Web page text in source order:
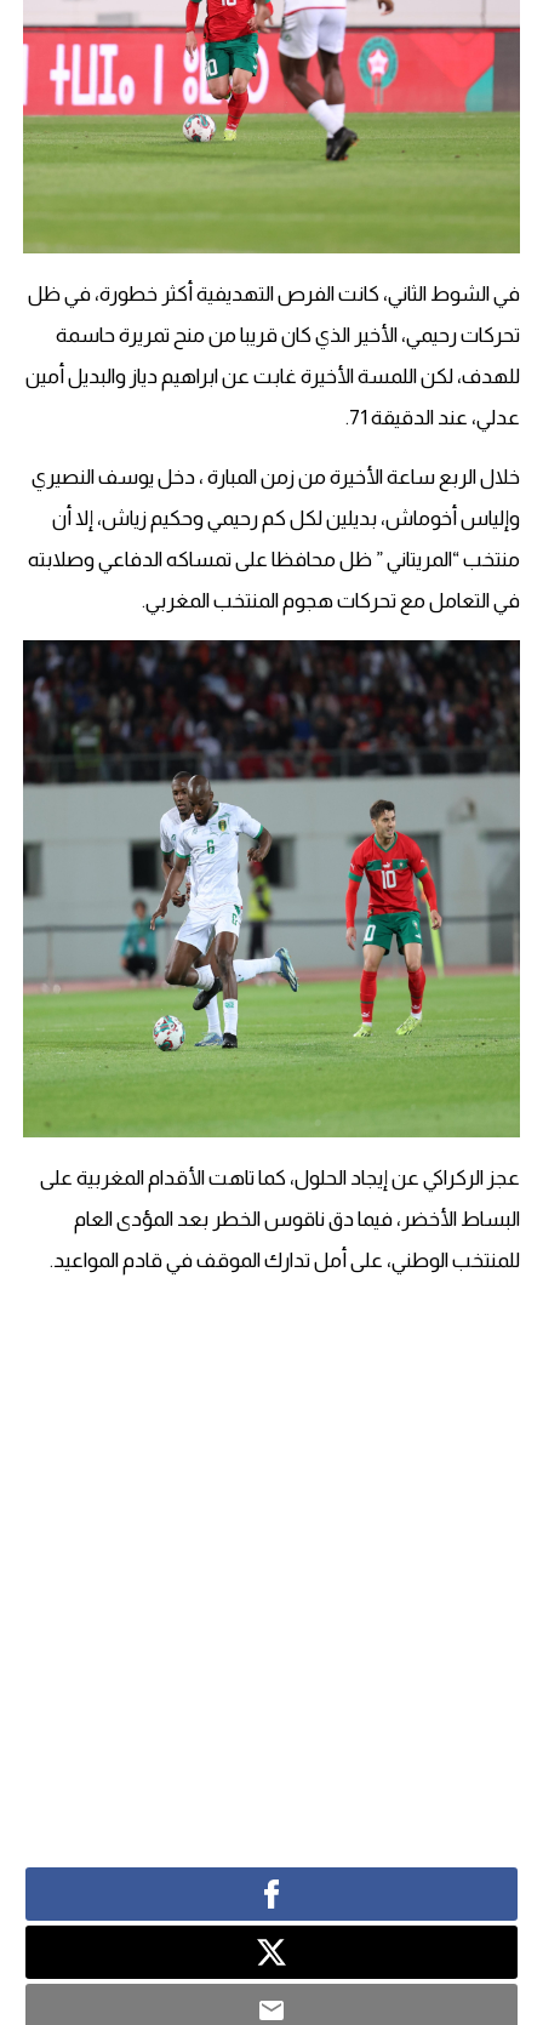
في الشوط الثاني، كانت الفرص التهديفية أكثر خطورة، في ظل
تحركات رحيمي، الأخير الذي كان قريبا من منح تمريرة حاسمة
للهدف، لكن اللمسة الأخيرة غابت عن ابراهيم دياز والبديل أمين
عدلي، عند الدقيقة 71.
خلال الربع ساعة الأخيرة من زمن المبارة ، دخل يوسف النصيري
وإلياس أخوماش، بديلين لكل كم رحيمي وحكيم زياش، إلا أن
منتخب “المريتاني ” ظل محافظا على تمساكه الدفاعي وصلابته
في التعامل مع تحركات هجوم المنتخب المغربي.
عجز الركراكي عن إيجاد الحلول، كما تاهت الأقدام المغربية على
البساط الأخضر، فيما دق ناقوس الخطر بعد المؤدى العام
للمنتخب الوطني، على أمل تدارك الموقف في قادم المواعيد.